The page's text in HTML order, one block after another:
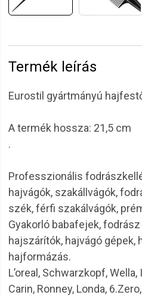
Termék leírás
Eurostil gyártmányú
A termék hossza: 21,5 cm
.
Professzionális
hajvágók, szakállvágók,
szék, férfi szakálvágók,
Gyakorló babafejek,
hajszárítók, hajvágó gépek,
hajformázás.
L’oreal, Schwarzkopf,
Carin, Ronney, Londa,